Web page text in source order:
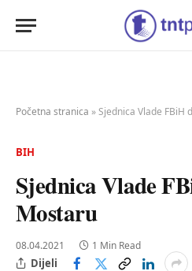
Početna stranica »Sjednica Vlade FBiH
BIH
Sjednica Vlade
Mostaru
08.04.2021 1 Min Read
Dijeli